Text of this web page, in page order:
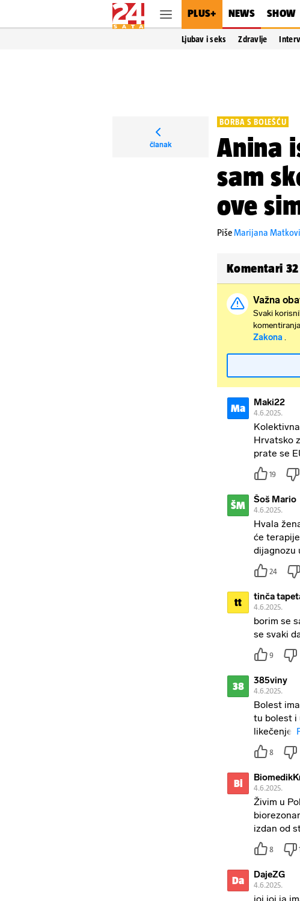
PLUS+ NEWS SHOW
Ljubav i seks Zdravlje
članak
BORBA S BOLEŠĆU
Anina
sam
ove
PišeMarijana
Komentari 32
Važna
Svaki
Zakona .
Ma Maki22
4.6.2025.
Hrvatsko
prate se
19
ŠM Šoš Mario
4.6.2025.
Hvala
će
dijagnozu
24
tt tinča
4.6.2025.
borim se
se svaki
9
38 385viny
4.6.2025.
Bolest
tu bolest i
likečenje.
8
Bi 4.6.2025.
Živim u
izdan od
8
Da DajeZG
4.6.2025.